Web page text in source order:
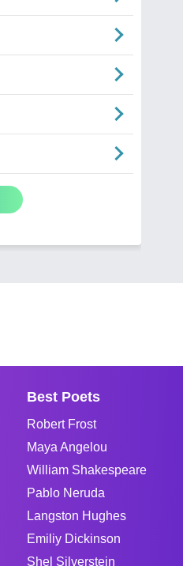
Best Poets
Robert Frost
Maya Angelou
William Shakespeare
Pablo Neruda
Langston Hughes
Emiliy Dickinson
Shel Silverstein